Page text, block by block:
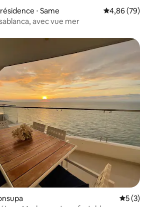
⋅ Same Évaluation
4,86 (79)
avec vue mer
5 (3)